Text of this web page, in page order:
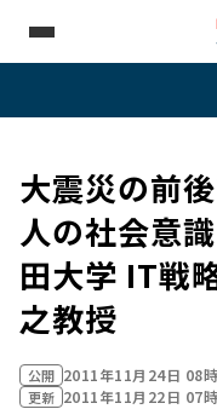
大震災の前
人の社会意識
田大学 IT戦
之教授
公開 2011年11月24日 08
更新 2011年11月22日 07